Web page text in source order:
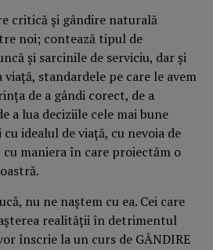
critică şi gândire naturală
noi; contează tipul de
şi sarcinile de serviciu, dar şi
viaţă, standardele pe care le avem
de a gândi corect, de a
a lua deciziile cele mai bune
idealul de viaţă, cu nevoia de
maniera în care proiectăm o
nu ne naştem cu ea. Cei care
realităţii în detrimentul
înscrie la un curs de GÂNDIRE